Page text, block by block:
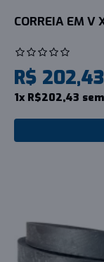
CORREIA EM V
R$ 202,43
1x R$202,43